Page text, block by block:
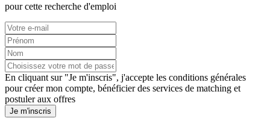
pour cette recherche d'emploi
En cliquant sur "Je m'inscris", j'accepte les conditions générales
pour créer mon compte, bénéficier des services de matching et
postuler aux offres
Je m'inscris